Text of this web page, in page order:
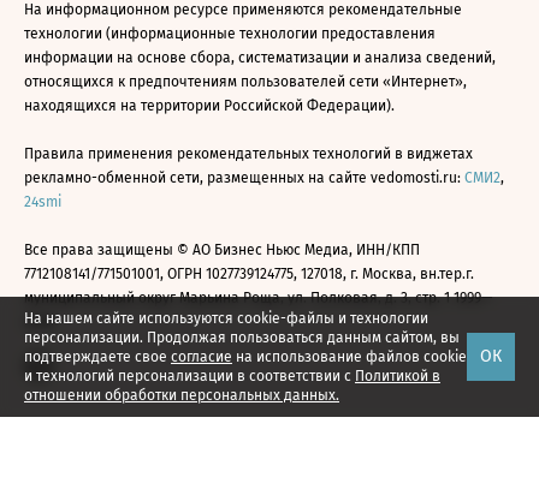
На нашем сайте используются cookie-файлы и технологии
персонализации. Продолжая пользоваться данным сайтом, вы
подтверждаете свое согласие на использование файлов cookie
и технологий персонализации в соответствии с Политикой в
отношении обработки персональных данных.
ОК
На информационном ресурсе применяются рекомендательные
технологии (информационные технологии предоставления
информации на основе сбора, систематизации и анализа сведений,
относящихся к предпочтениям пользователей сети «Интернет»,
находящихся на территории Российской Федерации).
Правила применения рекомендательных технологий в виджетах
рекламно-обменной сети, размещенных на сайте vedomosti.ru: СМИ2,
24smi
Все права защищены © АО Бизнес Ньюс Медиа, ИНН/КПП
7712108141/771501001, ОГРН 1027739124775, 127018, г. Москва, вн.тер.г.
муниципальный округ Марьина Роща, ул. Полковая, д. 3, стр. 1 1999—
2026